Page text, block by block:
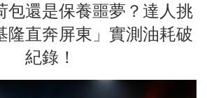
包還是保養噩夢？達人挑
隆直奔屏東」實測油耗破
紀錄！